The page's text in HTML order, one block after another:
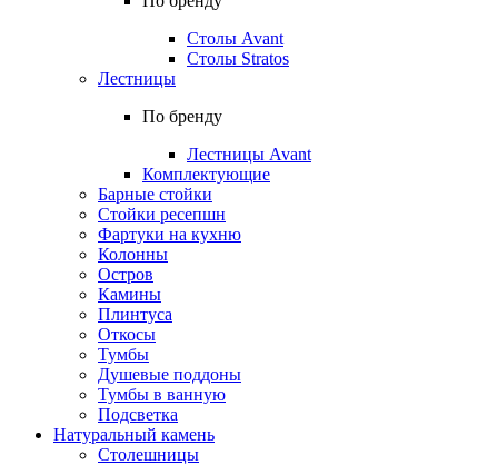
Столы Avant
Столы Stratos
Лестницы
По бренду
Лестницы Avant
Комплектующие
Барные стойки
Стойки ресепшн
Фартуки на кухню
Колонны
Остров
Камины
Плинтуса
Откосы
Тумбы
Душевые поддоны
Тумбы в ванную
Подсветка
Натуральный камень
Столешницы